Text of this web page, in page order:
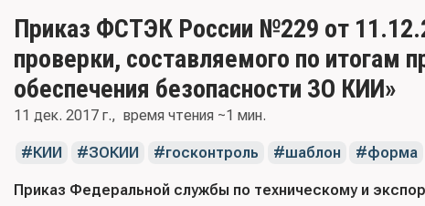
Приказ ФСТЭК России №229 от
проверки, составляемого по итогам
обеспечения безопасности ЗО КИИ»
11 дек. 2017 г. время чтения ~1 мин.
КИИ ЗОКИИ госконтроль шаблон форма
Приказ Федеральной службы по техническому и